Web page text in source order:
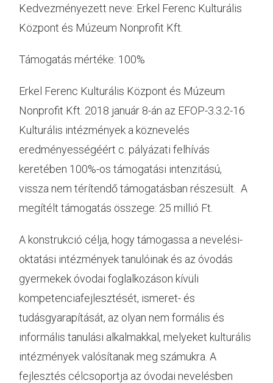
Kedvezményezett neve: Erkel Ferenc Kulturális
Központ és Múzeum Nonprofit Kft.
Támogatás mértéke: 100%
Erkel Ferenc Kulturális Központ és Múzeum
Nonprofit Kft. 2018 január 8-án az EFOP-3.3.2-16
Kulturális intézmények a köznevelés
eredményességéért c. pályázati felhívás
keretében 100%-os támogatási intenzitású,
vissza nem térítendő támogatásban részesült. A
megítélt támogatás összege: 25 millió Ft.
A konstrukció célja, hogy támogassa a nevelési-
oktatási intézmények tanulóinak és az óvodás
gyermekek óvodai foglalkozáson kívüli
kompetenciafejlesztését, ismeret- és
tudásgyarapítását, az olyan nem formális és
informális tanulási alkalmakkal, melyeket kulturális
intézmények valósítanak meg számukra. A
fejlesztés célcsoportja az óvodai nevelésben